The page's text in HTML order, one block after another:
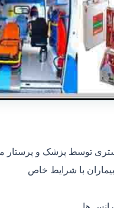
بستری توسط پزشک و